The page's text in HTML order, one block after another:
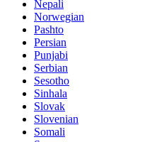
Nepali
Norwegian
Pashto
Persian
Punjabi
Serbian
Sesotho
Sinhala
Slovak
Slovenian
Somali